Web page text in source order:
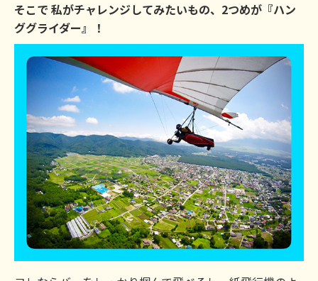
そこで 私がチャレンジしてみたいもの、2つめが『ハン
ググライダー』！